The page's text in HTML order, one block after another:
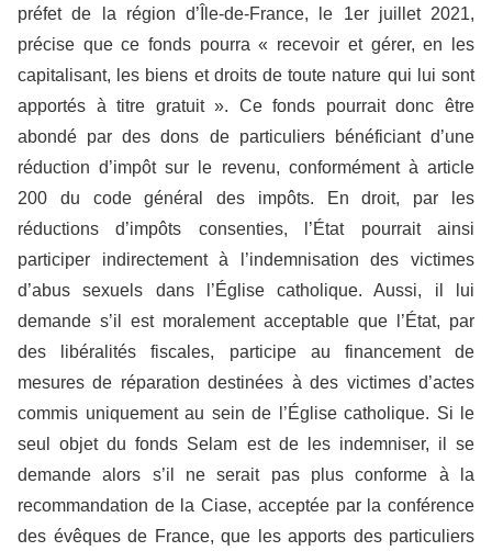
préfet de la région d’Île-de-France, le 1er juillet 2021,
précise que ce fonds pourra « recevoir et gérer, en les
capitalisant, les biens et droits de toute nature qui lui sont
apportés à titre gratuit ». Ce fonds pourrait donc être
abondé par des dons de particuliers bénéficiant d’une
réduction d’impôt sur le revenu, conformément à article
200 du code général des impôts. En droit, par les
réductions d’impôts consenties, l’État pourrait ainsi
participer indirectement à l’indemnisation des victimes
d’abus sexuels dans l’Église catholique. Aussi, il lui
demande s’il est moralement acceptable que l’État, par
des libéralités fiscales, participe au financement de
mesures de réparation destinées à des victimes d’actes
commis uniquement au sein de l’Église catholique. Si le
seul objet du fonds Selam est de les indemniser, il se
demande alors s’il ne serait pas plus conforme à la
recommandation de la Ciase, acceptée par la conférence
des évêques de France, que les apports des particuliers